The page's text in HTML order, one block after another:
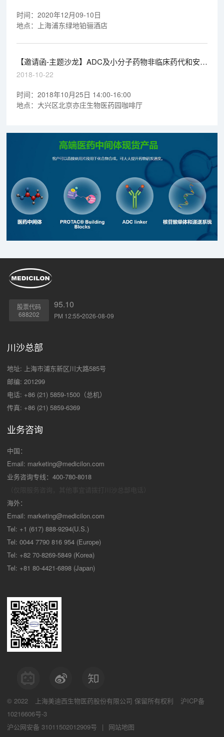
时间：2020年12月09-10日
地点：上海浦东绿地铂骊酒店
【邀请函-主题沙龙】ADC及小分子药物非临床药代和安全
评价的关注点
2018-10-22
时间：2018年10月25日 14:00-16:00
地点：大兴区北京亦庄生物医药园咖啡厅
股票代码
688202
95.10
PM 12:55•2026-08-09
川沙总部
地址: 上海市浦东新区川大路585号
邮编: 201299
电话: +86 (21) 5859-1500（总机）
传真: +86 (21) 5859-6369
业务咨询
中国：
Email: marketing@medicilon.com
业务咨询专线：400-780-8018
海外：
Email: marketing@medicilon.com
Tel: +1 (617) 888-9294(U.S.)
Tel: 0044 7790 816 954 (Europe)
Tel: +82 70-8269-5849 (Korea)
Tel: +81 80-4421-6898 (Japan)
© 2022 上海美迪西生物医药股份有限公司 保留所有权利
沪ICP备
10216606号-3
沪公网安备 31011502012909号
|
网站地图